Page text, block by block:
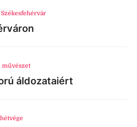
Székesfehérvár
művészet
áldozataiért
hétvége